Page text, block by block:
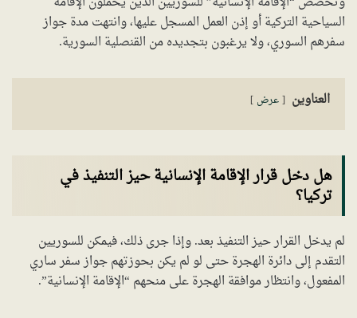
السياحية التركية أو إذن العمل المسجل عليها، وانتهت مدة جواز
سفرهم السوري، ولا يرغبون بتجديده من القنصلية السورية.
العناوين عرض
هل دخل قرار الإقامة الإنسانية حيز التنفيذ في
تركيا؟
لم يدخل القرار حيز التنفيذ بعد. وإذا جرى ذلك، فيمكن للسوريين
التقدم إلى دائرة الهجرة حتى لو لم يكن بحوزتهم جواز سفر ساري
المفعول، وانتظار موافقة الهجرة على منحهم “الإقامة الإنسانية”.